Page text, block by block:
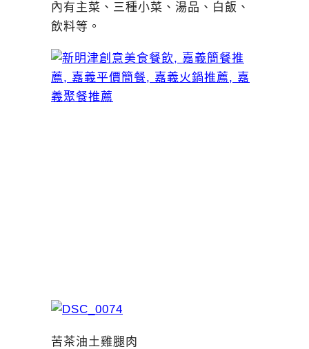
內有主菜、三種小菜、湯品、白飯、
飲料等。
苦茶油土雞腿肉